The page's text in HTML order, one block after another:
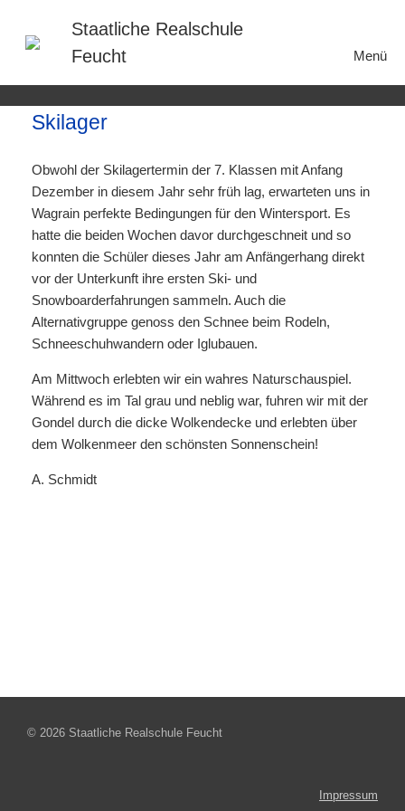
springen
Staatliche Realschule
Feucht
Menü
Skilager
Obwohl der Skilagertermin der 7. Klassen mit Anfang
Dezember in diesem Jahr sehr früh lag, erwarteten uns in
Wagrain perfekte Bedingungen für den Wintersport. Es
hatte die beiden Wochen davor durchgeschneit und so
konnten die Schüler dieses Jahr am Anfängerhang direkt
vor der Unterkunft ihre ersten Ski- und
Snowboarderfahrungen sammeln. Auch die
Alternativgruppe genoss den Schnee beim Rodeln,
Schneeschuhwandern oder Iglubauen.
Am Mittwoch erlebten wir ein wahres Naturschauspiel.
Während es im Tal grau und neblig war, fuhren wir mit der
Gondel durch die dicke Wolkendecke und erlebten über
dem Wolkenmeer den schönsten Sonnenschein!
A. Schmidt
© 2026 Staatliche Realschule Feucht
Impressum